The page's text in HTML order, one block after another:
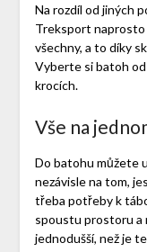
Na rozdíl od jiných
Treksport naprosto
všechny, a to díky
Vyberte si batoh
krocích.
Vše na
Do batohu můžete
nezávisle na tom,
třeba potřeby k
spoustu prostoru a
jednodušší, než je